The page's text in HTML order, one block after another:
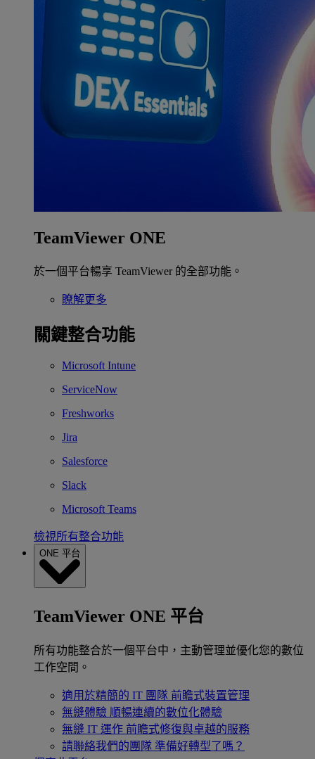
TeamViewer ONE
於一個平台暢享 TeamViewer 的全部功能。
瞭解更多
關鍵整合功能
Microsoft Intune
ServiceNow
Freshworks
Jira
Salesforce
Slack
Microsoft Teams
檢視所有整合功能
ONE 平台
TeamViewer ONE 平台
所有功能整合於一個平台中，主動管理並優化您的數位
工作空間。
適用於精簡的 IT 團隊 前瞻式裝置管理
無縫體驗 順暢連續的數位化體驗
無縫 IT 運作 前瞻式修復與卓越的服務
請聯絡我們的團隊 準備好轉型了嗎？